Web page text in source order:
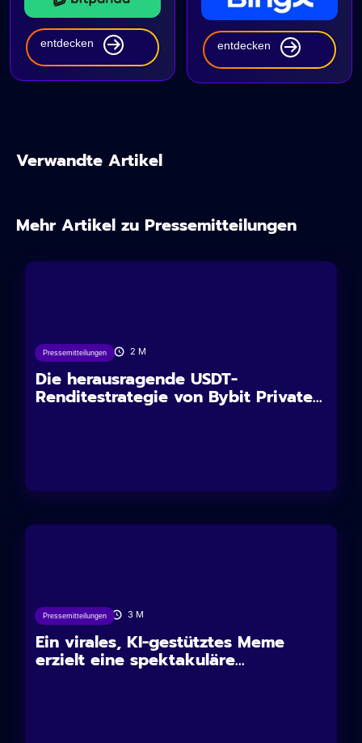
entdecken entdecken
Verwandte Artikel
Mehr Artikel zu Pressemitteilungen
Pressemitteilungen
18/08/2025 2 M
Die herausragende USDT-
Renditestrategie von Bybit Private...
Pressemitteilungen
15/12/2024 3 M
Ein virales, KI-gestütztes Meme
erzielt eine spektakuläre...